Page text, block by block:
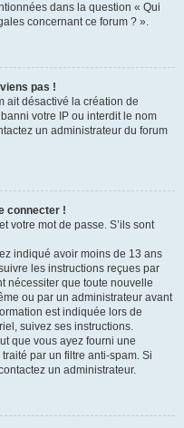
dans la question « Qui
concernant ce forum ? ».
pas !
ait désactivé la création de
votre IP ou interdit le nom
un administrateur du forum
connecter !
votre mot de passe. S’ils sont
indiqué avoir moins de 13 ans
les instructions reçues par
nécessiter que toute nouvelle
ou par un administrateur avant
est indiquée lors de
suivez ses instructions.
que vous ayez fourni une
par un filtre anti-spam. Si
un administrateur.